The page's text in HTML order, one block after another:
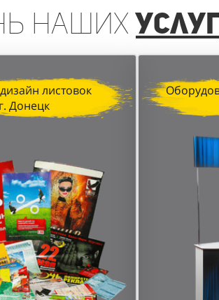
наших
листовок
Донецк